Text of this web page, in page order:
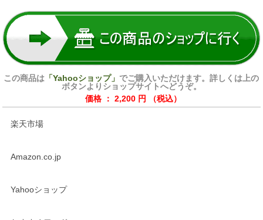
この商品は 「Yahooショップ」でご購入いただけます。詳しくは上の
ボタンよりショップサイトへどうぞ。
価格 ： 2,200 円 （税込）
楽天市場
Amazon.co.jp
Yahooショップ